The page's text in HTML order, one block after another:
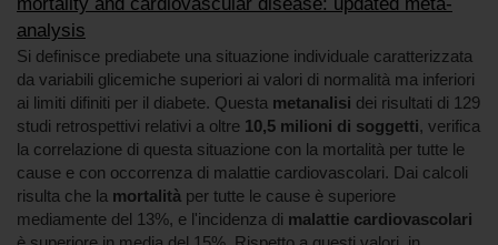
analysis
Si definisce prediabete una situazione individuale caratterizzata
da variabili glicemiche superiori ai valori di normalità ma inferiori
ai limiti difiniti per il diabete. Questa metanalisi dei risultati di 129
studi retrospettivi relativi a oltre 10,5 milioni di soggetti, verifica
la correlazione di questa situazione con la mortalità per tutte le
cause e con occorrenza di malattie cardiovascolari. Dai calcoli
risulta che la mortalità per tutte le cause è superiore
mediamente del 13%, e l'incidenza di malattie cardiovascolari